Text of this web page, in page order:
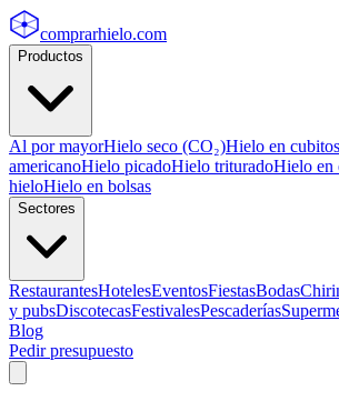
comprarhielo.com
Productos
Al por mayorHielo seco (CO₂)Hielo en cubitos
americanoHielo picadoHielo trituradoHielo en
hieloHielo en bolsas
Sectores
RestaurantesHotelesEventosFiestasBodas
y pubsDiscotecasFestivalesPescaderías
Blog
Pedir presupuesto